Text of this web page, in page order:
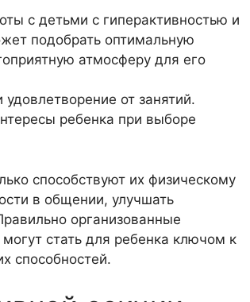
с детьми с гиперактивностью и
подобрать оптимальную
атмосферу для его
от занятий.
ребенка при выборе
способствуют их физическому
в общении, улучшать
организованные
стать для ребенка ключом к
способностей.